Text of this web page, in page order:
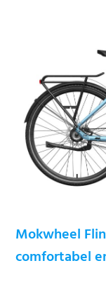
Mokwheel
comfortabel